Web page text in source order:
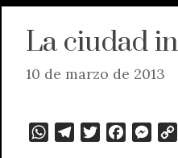
La ciudad
10 de marzo de 2013
W
M